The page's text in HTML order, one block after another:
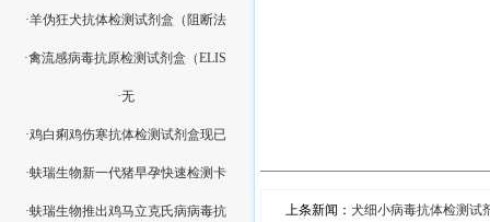
·羊伪狂犬抗体检测试剂盒（阻断法
·禽流感病毒抗原检测试剂盒（ELIS
·无
·鸡白痢鸡伤寒抗体检测试剂盒现已
·蚨瑞生物新一代猪早孕快速检测卡
·蚨瑞生物推出鸡马立克氏病病毒抗 上条新闻： 犬细小病毒抗体检测试